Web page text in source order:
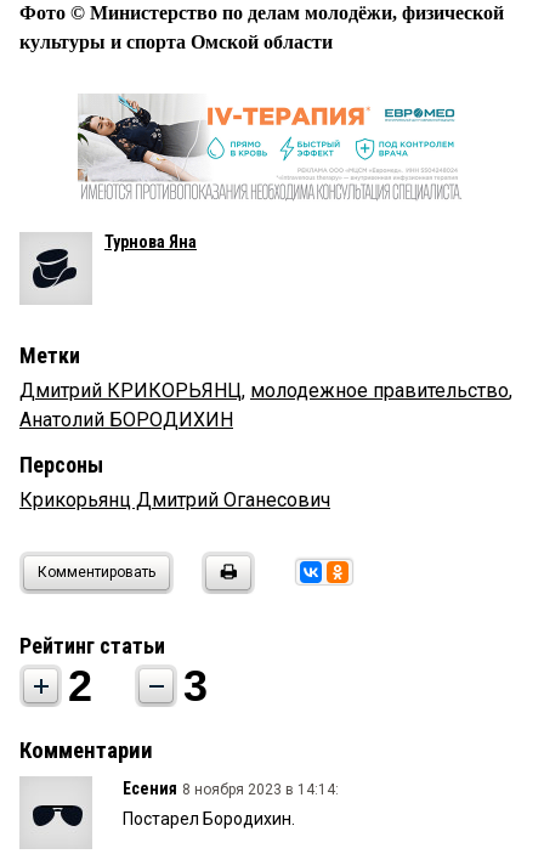
Фото © Министерство по делам молодёжи, физической
культуры и спорта Омской области
Турнова Яна
Метки
Дмитрий КРИКОРЬЯНЦ, молодежное правительство,
Анатолий БОРОДИХИН
Персоны
Крикорьянц Дмитрий Оганесович
Комментировать
Рейтинг статьи
2 3
Комментарии
Есения 8 ноября 2023 в 14:14:
Постарел Бородихин.